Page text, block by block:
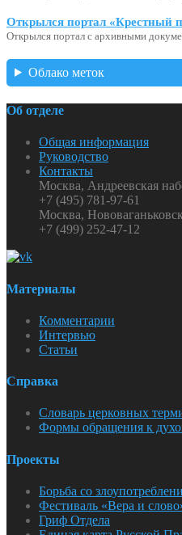
Открылся портал «Крестный
Открылся портал с архивными
Облако меток
Об отделе
Общая информация
Руководство
Контакты
Москва, Андреевская
+7 (495) 781-97-61
Москва,
+7 (499) 252-47-12
Материалы
Комментарии
Интервью
Статьи
Справка
Словарь церковных
Формы обращения к
Проекты
Борьба со
Фестиваль «Вера и
Гриф Отдела